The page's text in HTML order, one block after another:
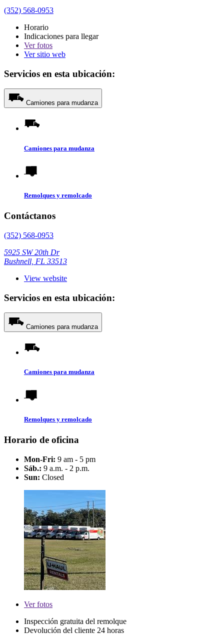
(352) 568-0953
Horario
Indicaciones para llegar
Verfotos
Ver sitio web
Servicios en esta ubicación:
Camiones para mudanza
Camiones para mudanza
Remolques y remolcado
Contáctanos
(352) 568-0953
5925 SW 20th Dr
Bushnell, FL 33513
View website
Servicios en esta ubicación:
Camiones para mudanza
Camiones para mudanza
Remolques y remolcado
Horario de oficina
Mon-Fri: 9 am - 5 pm
Sáb.: 9 a.m. - 2 p.m.
Sun: Closed
Verfotos
Inspección gratuita del remolque
Devolución del cliente 24 horas